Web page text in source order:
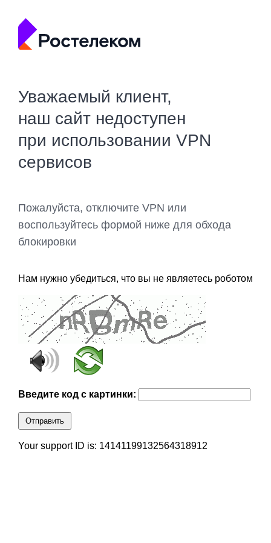
Уважаемый клиент,
наш сайт недоступен
при использовании VPN
сервисов
Пожалуйста, отключите VPN или
воспользуйтесь формой ниже для обхода
блокировки
Нам нужно убедиться, что вы не являетесь роботом
Введите код с картинки:
Отправить
Your support ID is: 14141199132564318912